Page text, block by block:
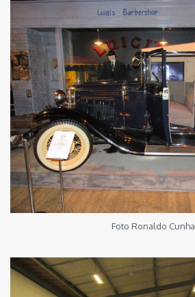
Foto Ronaldo Cunha